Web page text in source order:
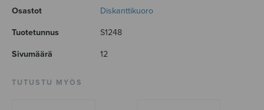
Osastot Diskanttikuoro
Tuotetunnus S1248
Sivumäärä 12
TUTUSTU MYÖS